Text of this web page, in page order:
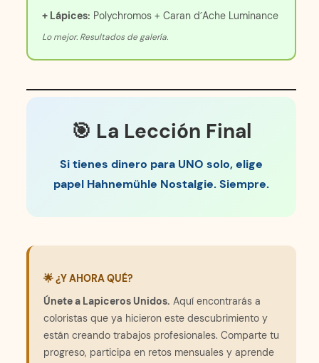
+ Lápices: Polychromos + Caran d´Ache Luminance
Lo mejor. Resultados de galería.
🎯 La Lección Final
Si tienes dinero para UNO solo, elige
papel Hahnemühle Nostalgie. Siempre.
🌟 ¿Y AHORA QUÉ?
Únete a Lapiceros Unidos. Aquí encontrarás a
coloristas que ya hicieron este descubrimiento y
están creando trabajos profesionales. Comparte tu
progreso, participa en retos mensuales y aprende